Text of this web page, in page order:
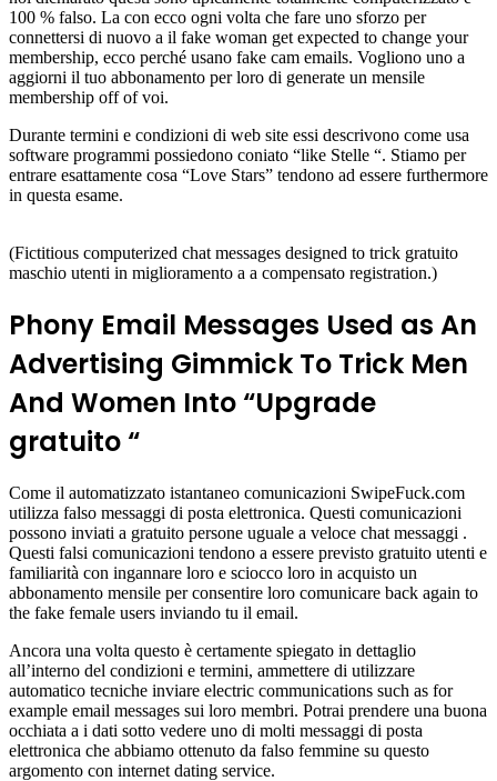
100 % falso. La con ecco ogni volta che fare uno sforzo per
connettersi di nuovo a il fake woman get expected to change your
membership, ecco perché usano fake cam emails. Vogliono uno a
aggiorni il tuo abbonamento per loro di generate un mensile
membership off of voi.
Durante termini e condizioni di web site essi descrivono come usa
software programmi possiedono coniato “like Stelle “. Stiamo per
entrare esattamente cosa “Love Stars” tendono ad essere furthermore
in questa esame.
(Fictitious computerized chat messages designed to trick gratuito
maschio utenti in miglioramento a a compensato registration.)
Phony Email Messages Used as An
Advertising Gimmick To Trick Men
And Women Into “Upgrade
gratuito “
Come il automatizzato istantaneo comunicazioni SwipeFuck.com
utilizza falso messaggi di posta elettronica. Questi comunicazioni
possono inviati a gratuito persone uguale a veloce chat messaggi .
Questi falsi comunicazioni tendono a essere previsto gratuito utenti e
familiarità con ingannare loro e sciocco loro in acquisto un
abbonamento mensile per consentire loro comunicare back again to
the fake female users inviando tu il email.
Ancora una volta questo è certamente spiegato in dettaglio
all’interno del condizioni e termini, ammettere di utilizzare
automatico tecniche inviare electric communications such as for
example email messages sui loro membri. Potrai prendere una buona
occhiata a i dati sotto vedere uno di molti messaggi di posta
elettronica che abbiamo ottenuto da falso femmine su questo
argomento con internet dating service.